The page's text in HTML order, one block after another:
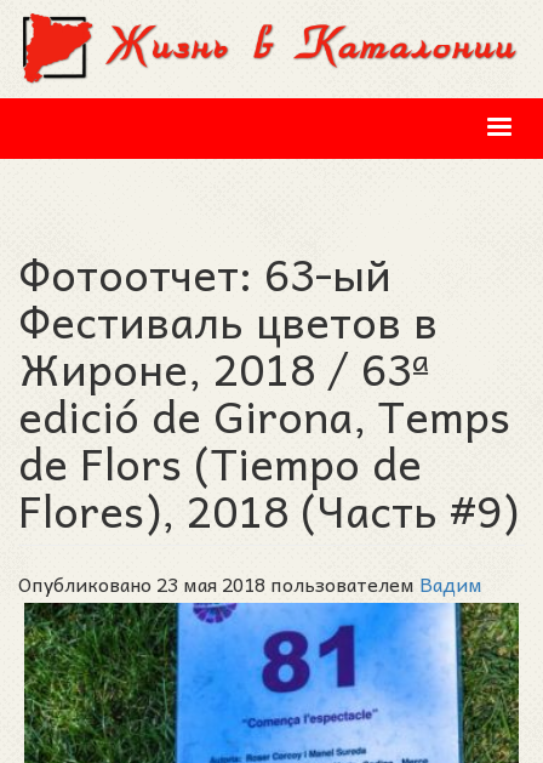
Перейти к основному содержанию
Фотоотчет: 63-ый
Фестиваль цветов в
Жироне, 2018 / 63ª
edició de Girona, Temps
de Flors (Tiempo de
Flores), 2018 (Часть #9)
Опубликовано 23 мая 2018 пользователем Вадим